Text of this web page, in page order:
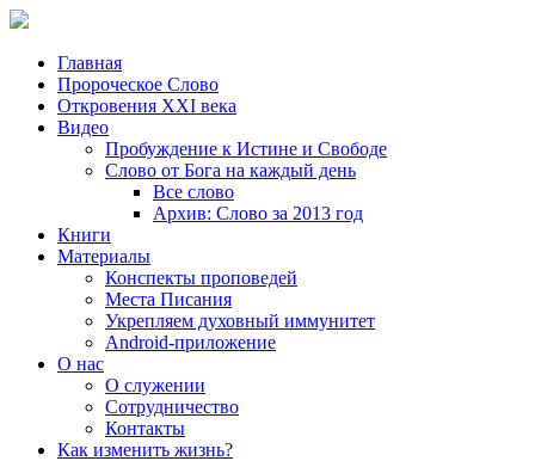
Главная
Пророческое Слово
Откровения ХХІ века
Видео
Пробуждение к Истине и Свободе
Слово от Бога на каждый день
Все слово
Архив: Слово за 2013 год
Книги
Материалы
Конспекты проповедей
Места Писания
Укрепляем духовный иммунитет
Android-приложение
О нас
О служении
Сотрудничество
Контакты
Как изменить жизнь?